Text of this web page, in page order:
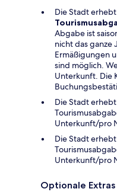
Die Stadt
Abgabe ist
nicht das ganze
Ermäßigungen
sind möglich.
Unterkunft. Die
Die Stadt
Unterkunft/pro
Die Stadt
Unterkunft/pro
Optionale Extras